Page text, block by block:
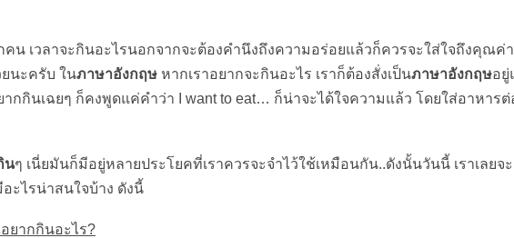
คน เวลาจะกินอะไรนอกจากจะต้องคำนึงถึงความอร่อยแล้วก็ควรจะใส่ใจถึงคุณค่
นะครับ ในภาษาอังกฤษ หากเราอยากจะกินอะไร เราก็ต้องสั่งเป็นภาษาอังกฤษอยู่
กกินเฉยๆ ก็คงพูดแค่คำว่า I want to eat… ก็น่าจะได้ใจความแล้ว โดยใส่อาหารต่
นๆ เนี่ยมันก็มีอยู่หลายประโยคที่เราควรจะจำไว้ใช้เหมือนกัน..ดังนั้นวันนี้ เราเลยจ
ะไรน่าสนใจบ้าง ดังนี้
ยากกินอะไร?